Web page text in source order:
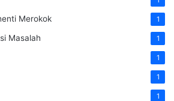
Merokok 1
Masalah 1
1
1
1